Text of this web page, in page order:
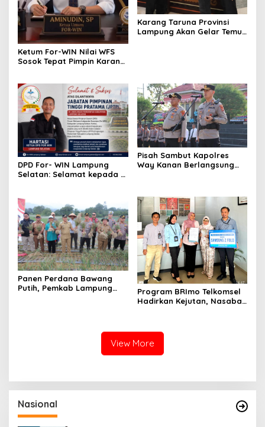
Ketum For-WIN Nilai WFS
Sosok Tepat Pimpin Karang
Karang Taruna Provinsi
Lampung Akan Gelar Temu
DPD For- WIN Lampung
Selatan: Selamat kepada 12
Pisah Sambut Kapolres
Way Kanan Berlangsung
Panen Perdana Bawang
Putih, Pemkab Lampung
Program BRImo Telkomsel
Hadirkan Kejutan, Nasabah
View More
Nasional